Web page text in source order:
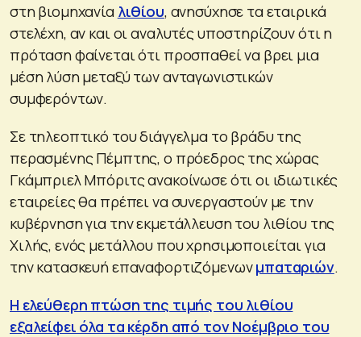
στη βιομηχανία λιθίου, ανησύχησε τα εταιρικά
στελέχη, αν και οι αναλυτές υποστηρίζουν ότι η
πρόταση φαίνεται ότι προσπαθεί να βρει μια
μέση λύση μεταξύ των ανταγωνιστικών
συμφερόντων.
Σε τηλεοπτικό του διάγγελμα το βράδυ της
περασμένης Πέμπτης, ο πρόεδρος της χώρας
Γκάμπριελ Μπόριτς ανακοίνωσε ότι οι ιδιωτικές
εταιρείες θα πρέπει να συνεργαστούν με την
κυβέρνηση για την εκμετάλλευση του λιθίου της
Χιλής, ενός μετάλλου που χρησιμοποιείται για
την κατασκευή επαναφορτιζόμενωνμπαταριών.
Η ελεύθερη πτώση της τιμής του λιθίου
εξαλείφει όλα τα κέρδη από τον Νοέμβριο του